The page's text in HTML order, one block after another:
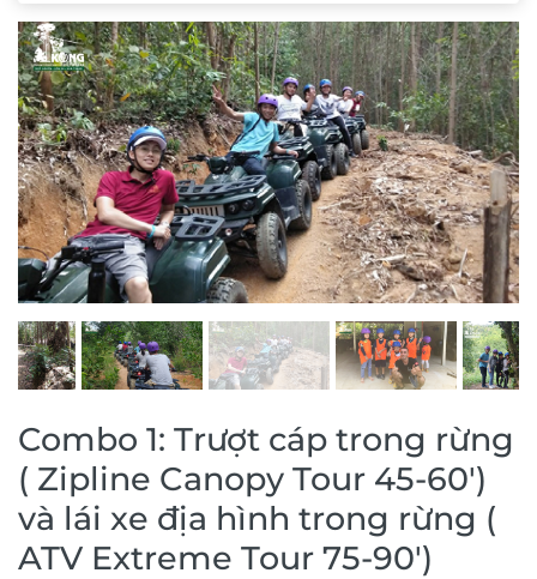
Combo 1: Trượt cáp trong rừng
( Zipline Canopy Tour 45-60')
và lái xe địa hình trong rừng (
ATV Extreme Tour 75-90')